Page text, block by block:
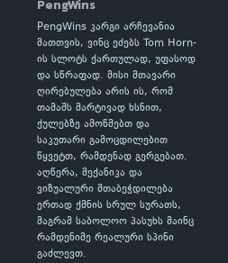
PengWins
PengWins კარგი არჩევანია
მათთვის, ვინც ეძებს Tom Horn-
ის სლოტს ქართულად, უფასოდ
და სწრაფად. მისი მთავარი
ღირებულება არის ის, რომ
თამაშს მარტივად ხსნით,
ქულებზე ამოწმებთ და
საკუთარი გამოცდილებით
წყვეტთ, რამდენად გერგებათ.
აღწერა, მექანიკა და
ვიზუალური შთაბეჭდილება
ერთად ქმნის სრულ სურათს,
მაგრამ საბოლოო პასუხს მაინც
რამდენიმე რეალური სპინი
გაძლევთ.